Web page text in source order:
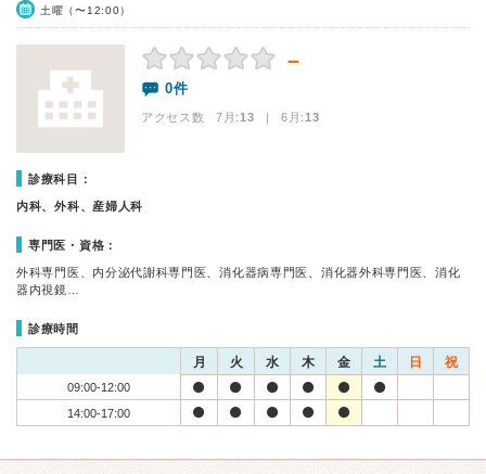
土曜（〜12:00）
－
0件
アクセス数 7月:13 | 6月:13
診療科目：
内科、外科、産婦人科
専門医・資格：
外科専門医、内分泌代謝科専門医、消化器病専門医、消化器外科専門医、消化
器内視鏡…
診療時間
月 火 水 木 金 土 日 祝
09:00-12:00
14:00-17:00